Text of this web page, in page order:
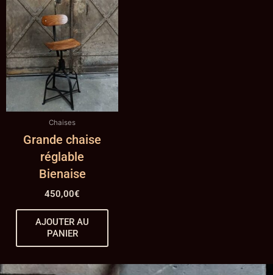
Chaises
Grande chaise
réglable
Bienaise
450,00€
AJOUTER AU
PANIER